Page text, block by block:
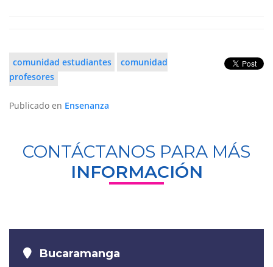
comunidad estudiantes
comunidad
profesores
Publicado en Ensenanza
CONTÁCTANOS PARA MÁS
INFORMACIÓN
Bucaramanga